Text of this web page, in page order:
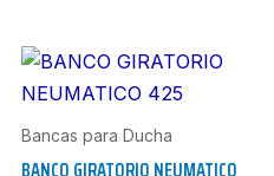
Bancas para Ducha